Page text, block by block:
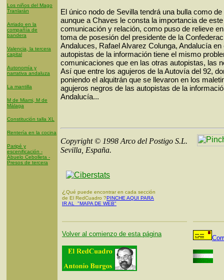
Los niños del Mago
Tranlarán
Arriado en la
compañía de
bandera
Valencia, la tercera
capital
Autonomía y
narrativa andaluza
La mantilla
M de Miami, M de
Málaga
Constitución talla XL
Rentería en la cocina
Paripé y
escenificación -
Abuelo Cebolleta -
Presos de tercera
El único nodo de Sevilla tendrá una bulla como
aunque a Chaves le consta la importancia de
comunicación y relación, como puso de relieve
toma de posesión del presidente de la
Andaluces, Rafael Alvarez Colunga, Andalucía
autopistas de la información tiene el mismo
comunicaciones que en las otras autopistas, las
Así que entre los agujeros de la Autovía del 92,
poniendo el alquitrán que se llevaron en los
agujeros negros de las autopistas de la
Andalucía...
Copyright © 1998 Arco del Postigo S.L.
Sevilla, España.
¿ Qué puede encontrar en cada sección
de El RedCuadro ?PINCHE AQUI PARA
IR AL "MAPA DE WEB"
Volver al comienzo de esta página